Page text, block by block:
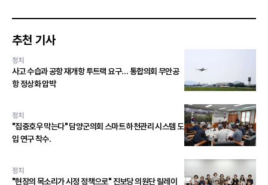
추천 기사
정치
사고 수습과 공항 재개항 투트랙 요구… 통합의회 무안공
항 정상화 압박
정치
"집중호우 막는다" 담양군의회 스마트 하천관리 시스템 도
입 연구 착수.
정치
"현장의 목소리가 시정 정책으로" 진보당 의원단 릴레이